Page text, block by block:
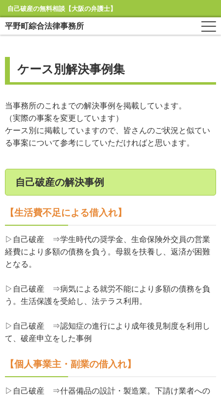
自己破産の無料相談【大阪の弁護士】
平野町綜合法律事務所
ケース別解決事例集
当事務所のこれまでの解決事例を掲載しています。
（実際の事案を変更しています）
ケース別に掲載していますので、皆さんのご状況と似てい
る事案について参考にしていただければと思います。
自己破産の解決事例
【生活費不足による借入れ】
▷自己破産 ⇒学生時代の奨学金、生命保険外交員の営業
経費により多額の債務を負う。母親を扶養し、返済が困難
となる。
▷自己破産 ⇒病気による就労不能により多額の債務を負
う。生活保護を受給し、法テラス利用。
▷自己破産 ⇒認知症の進行により成年後見制度を利用し
て、破産申立をした事例
【個人事業主・副業の借入れ】
▷自己破産 ⇒什器備品の設計・製造業。下請け業者への